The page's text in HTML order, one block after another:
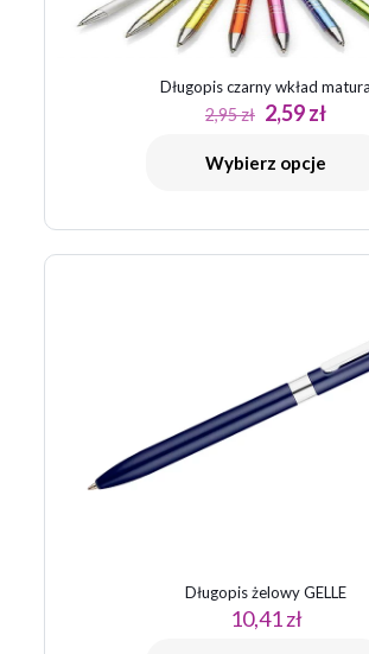
Długopis czarny wkład matura
2,95zł Pierwotna
wynosiła:
2,95 zł.
2,59zł
Wybierz opcje
Długopis żelowy GELLE
10,41zł